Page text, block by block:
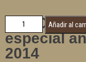
TODO
especial
2014
Añadir al